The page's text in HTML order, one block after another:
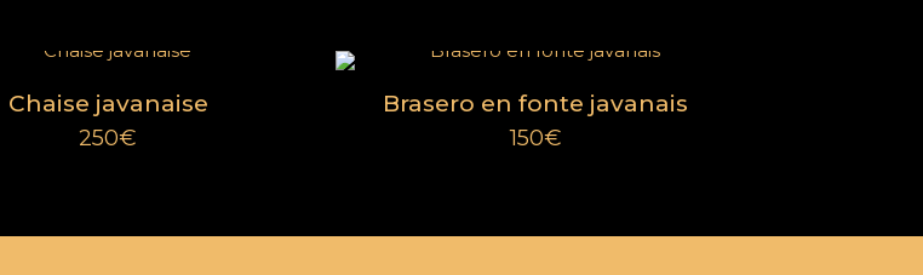
Chaise javanaise
250€
Brasero en fonte javanais
150€
Cookies
CGV
Décorations
Éléments d'architecture